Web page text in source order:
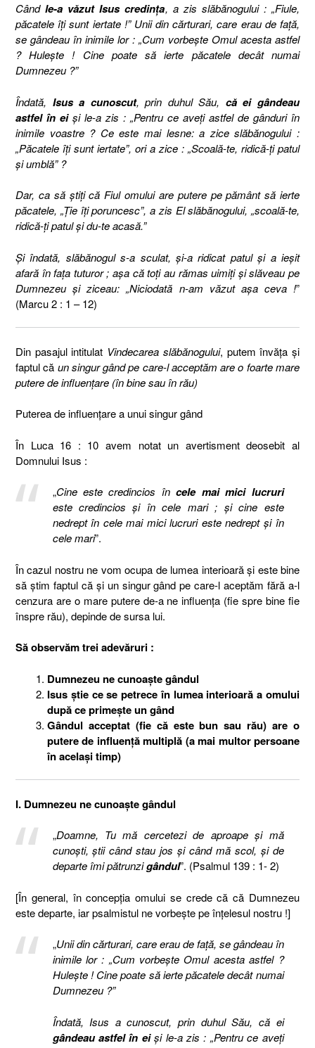
Cândle-a văzut Isus credinţa, a zis slăbănogului : „Fiule,
păcatele îţi sunt iertate !” Unii din cărturari, care erau de faţă,
se gândeau în inimile lor : „Cum vorbeşte Omul acesta astfel
? Huleşte ! Cine poate să ierte păcatele decât numai
Dumnezeu ?”
Îndată, Isus a cunoscut, prin duhul Său, că ei gândeau
astfel în eişi le-a zis : „Pentru ce aveţi astfel de gânduri în
inimile voastre ? Ce este mai lesne: a zice slăbănogului :
„Păcatele îţi sunt iertate”, ori a zice : „Scoală-te, ridică-ţi patul
şi umblă” ?
Dar, ca să ştiţi că Fiul omului are putere pe pământ să ierte
păcatele, „Ţie îţi poruncesc”, a zis El slăbănogului, „scoală-te,
ridică-ţi patul şi du-te acasă.”
Şi îndată, slăbănogul s-a sculat, şi-a ridicat patul şi a ieşit
afară în faţa tuturor ; aşa că toţi au rămas uimiţi şi slăveau pe
Dumnezeu şi ziceau: „Niciodată n-am văzut aşa ceva !”
(Marcu 2 : 1 – 12)
Din pasajul intitulat Vindecarea slăbănogului, putem învăţa şi
faptul că un singur gând pe care-l acceptăm are o foarte mare
putere de influenţare (în bine sau în rău)
Puterea de influenţare a unui singur gând
În Luca 16 : 10 avem notat un avertisment deosebit al
Domnului Isus :
„Cine este credincios încele mai mici lucruri
este credincios şi în cele mari ; şi cine este
nedrept în cele mai mici lucruri este nedrept şi în
cele mari”.
În cazul nostru ne vom ocupa de lumea interioară şi este bine
să ştim faptul că şi un singur gând pe care-l aceptăm fără a-l
cenzura are o mare putere de-a ne influenţa (fie spre bine fie
înspre rău), depinde de sursa lui.
Să observăm trei adevăruri :
Dumnezeu ne cunoaşte gândul
Isus ştie ce se petrece în lumea interioară a omului
după ce primeşte un gând
Gândul acceptat (fie că este bun sau rău) are o
putere de influenţă multiplă (a mai multor persoane
în acelaşi timp)
I. Dumnezeu ne cunoaşte gândul
„Doamne, Tu mă cercetezi de aproape şi mă
cunoşti, ştii când stau jos şi când mă scol, şi de
departe îmi pătrunzigândul”. (Psalmul 139 : 1- 2)
[În general, în concepţia omului se crede că că Dumnezeu
este departe, iar psalmistul ne vorbeşte pe înţelesul nostru !]
„Unii din cărturari, care erau de faţă, se gândeau în
inimile lor : „Cum vorbeşte Omul acesta astfel ?
Huleşte ! Cine poate să ierte păcatele decât numai
Dumnezeu ?”
Îndată, Isus a cunoscut, prin duhul Său, că ei
gândeau astfel în eişi le-a zis : „Pentru ce aveţi